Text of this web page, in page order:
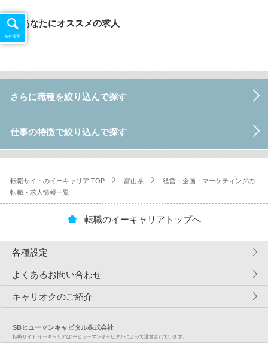
あなたにオススメの求人
さらに職種を絞り込んで探す
仕事の特徴で絞り込んで探す
転職サイトのイーキャリア TOP 富山県
経営・企画・マーケティングの
転職・求人情報一覧
条件変更
転職のイーキャリアトップへ
各種設定
よくあるお問い合わせ
キャリオクのご紹介
SBヒューマンキャピタル株式会社
転職サイト イーキャリアはSBヒューマンキャピタルによって運営されています。